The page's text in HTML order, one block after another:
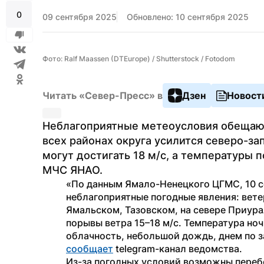
0 09 сентября 2025 Обновлено: 10 сентября 2025
Фото: Ralf Maassen (DTEurope) / Shutterstock / Fotodom
Читать «Север-Пресс» в Дзен
Неблагоприятные метеоусловия
всех районах округа усилится северо-
могут достигать 18 м/с, а температуры
МЧС ЯНАО.
«По данным Ямало-Ненецкого ЦГМС, 10
неблагоприятные погодные явления:
Ямальском, Тазовском, на севере
порывы ветра 15–18 м/с. Температура
сообщает telegram-канал ведомства.
Из-за погодных условий возможны